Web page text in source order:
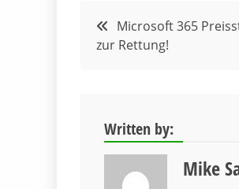
Microsoft 365
zur Rettung!
Written by:
Mike